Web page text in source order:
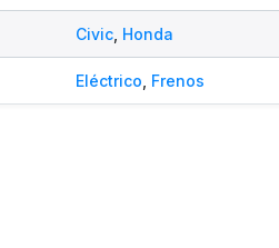
Civic, Honda
Eléctrico Frenos